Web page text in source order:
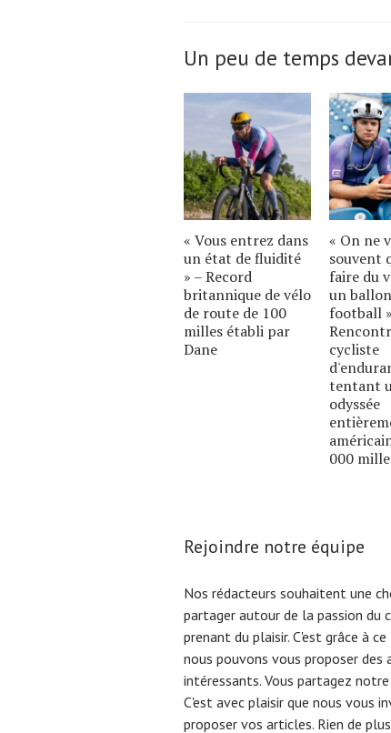
Un peu de temps
« Vous entrez dans
un état de fluidité
» – Record
britannique de vélo
de route de 100
milles établi par
Dane
« On ne
souvent
faire du
un
football
cycliste
tentant
odyssée
000
Rejoindre notre équipe
Nos rédacteurs souhaitent une
partager autour de la passion du
prenant du plaisir. C'est grâce à
nous pouvons vous proposer des
intéressants. Vous partagez
C'est avec plaisir que nous vous
proposer vos articles. Rien de